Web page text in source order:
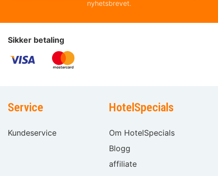
nyhetsbrevet.
Sikker betaling
Service
Kundeservice
HotelSpecials
Om HotelSpecials
Blogg
affiliate